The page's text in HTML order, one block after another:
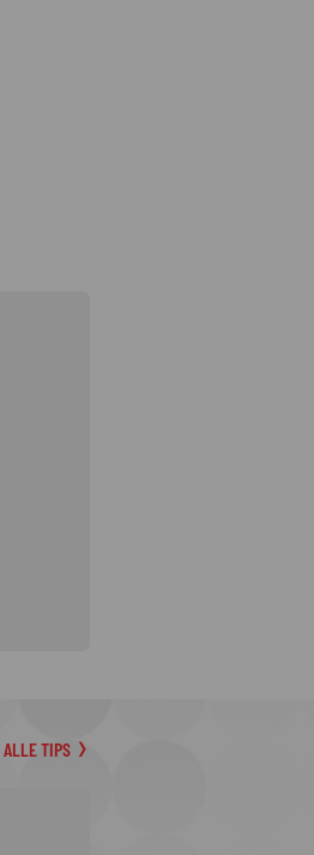
ALLE TIPS